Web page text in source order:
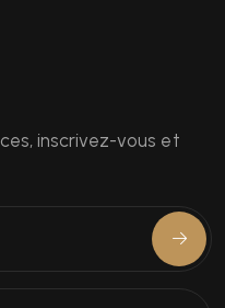
inscrivez-vous et